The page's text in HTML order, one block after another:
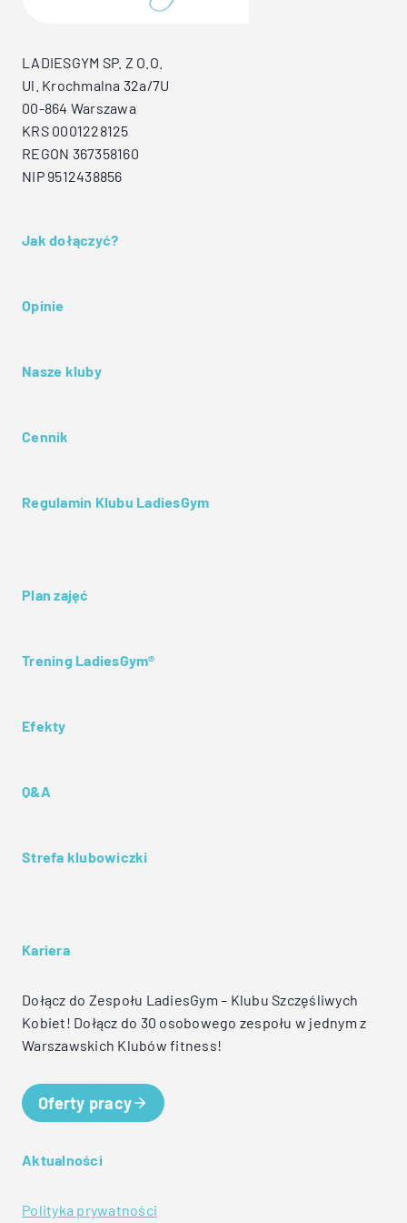
LADIESGYM SP. Z O.O.
Ul. Krochmalna 32a/7U
00-864 Warszawa
KRS 0001228125
REGON 367358160
NIP 9512438856
Jak dołączyć?
Opinie
Nasze kluby
Cennik
Regulamin Klubu LadiesGym
Plan zajęć
Trening LadiesGym®
Efekty
Q&A
Strefa klubowiczki
Kariera
Dołącz do Zespołu LadiesGym – Klubu Szczęśliwych
Kobiet! Dołącz do 30 osobowego zespołu w jednym z
Warszawskich Klubów fitness!
Oferty pracy
Aktualności
Polityka prywatności